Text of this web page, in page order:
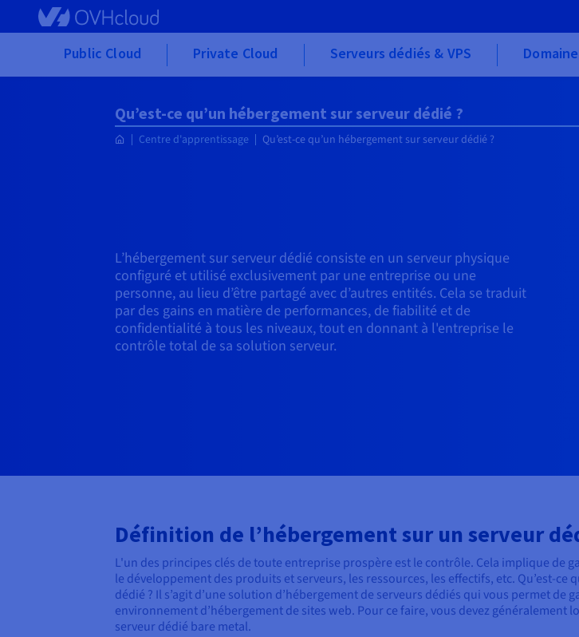
Skip to main content
Public Cloud Private Cloud Serveurs dédiés & VPS
Qu’est-ce qu’un hébergement sur serveur dédié ?
Centre d'apprentissage Qu’est-ce qu’un hébergement sur serveur dédié ?
L’hébergement sur serveur dédié consiste en un serveur physique
configuré et utilisé exclusivement par une entreprise ou une
personne, au lieu d’être partagé avec d’autres entités. Cela se traduit
par des gains en matière de performances, de fiabilité et de
confidentialité à tous les niveaux, tout en donnant à l'entreprise le
contrôle total de sa solution serveur.
Définition de l’hébergement sur un serveur
L'un des principes clés de toute entreprise prospère est le contrôle. Cela implique de
le développement des produits et serveurs, les ressources, les effectifs, etc. Qu’est-ce
dédié ? Il s’agit d’une solution d’hébergement de serveurs dédiés qui vous permet de
environnement d’hébergement de sites web. Pour ce faire, vous devez généralement
serveur dédié bare metal.